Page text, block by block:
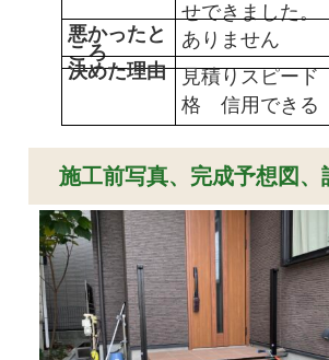
せできました。
悪かったと
ころ
ありません
決めた理由
見積りスピー
格 信用でき
施工前写真、完成予想図、